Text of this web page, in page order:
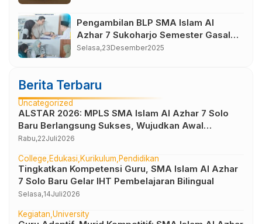
Pengambilan BLP SMA Islam Al
Azhar 7 Sukoharjo Semester Gasal
Tahun Pelajaran 2025-2026
Selasa,23Desember2025
Berita Terbaru
Uncategorized
ALSTAR 2026: MPLS SMA Islam Al Azhar 7 Solo
Baru Berlangsung Sukses, Wujudkan Awal
Perjalanan Peserta Didik yang Berkarakter
Rabu,22Juli2026
College Edukasi Kurikulum Pendidikan
Tingkatkan Kompetensi Guru, SMA Islam Al Azhar
7 Solo Baru Gelar IHT Pembelajaran Bilingual
Selasa,14Juli2026
Kegiatan University